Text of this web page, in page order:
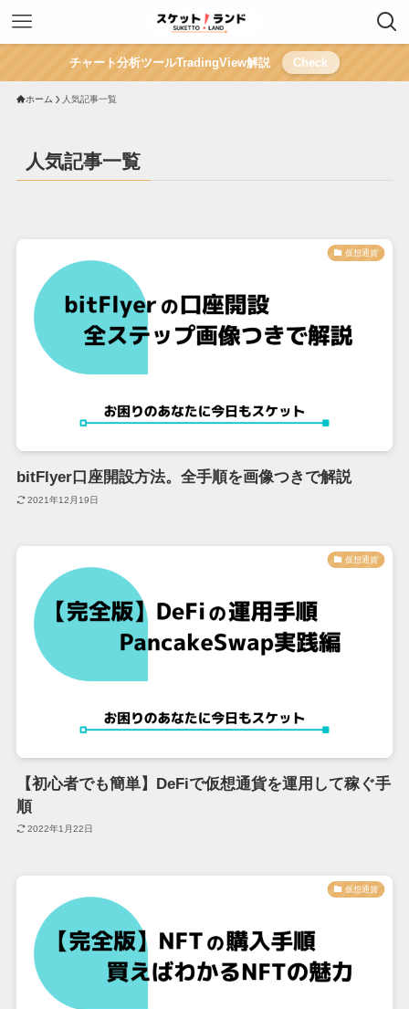
チャート分析ツールTradingView解説 Check
ホーム 人気記事一覧
人気記事一覧
仮想通貨
bitFlyer口座開設方法。全手順を画像つきで解説
2021年12月19日
仮想通貨
【初心者でも簡単】DeFiで仮想通貨を運用して稼ぐ手
順
2022年1月22日
仮想通貨